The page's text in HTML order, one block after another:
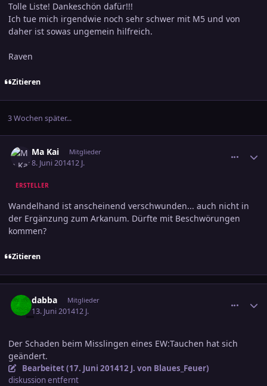
Tolle Liste! Dankeschön dafür!!!
Ich tue mich irgendwie noch sehr schwer mit M5 und von
daher ist sowas ungemein hilfreich.
Raven
Zitieren
3 Wochen später...
Ma Kai Mitglieder
8. Juni 201412 J.
ERSTELLER
Wandelhand ist anscheinend verschwunden... auch nicht in
der Ergänzung zum Arkanum. Dürfte mit Beschwörungen
kommen?
Zitieren
dabba Mitglieder
13. Juni 201412 J.
Der Schaden beim Misslingen eines EW:Tauchen hat sich
geändert.
Bearbeitet (17. Juni 201412 J. von Blaues_Feuer)
diskussion entfernt